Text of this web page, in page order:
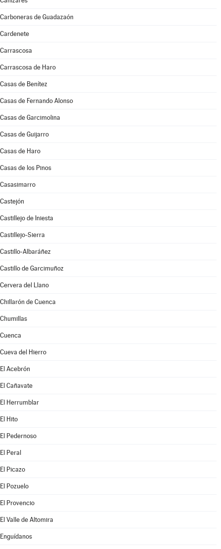
Carboneras de Guadazaón
Cardenete
Carrascosa
Carrascosa de Haro
Casas de Benítez
Casas de Fernando Alonso
Casas de Garcimolina
Casas de Guijarro
Casas de Haro
Casas de los Pinos
Casasimarro
Castejón
Castillejo de Iniesta
Castillejo-Sierra
Castillo-Albaráñez
Castillo de Garcimuñoz
Cervera del Llano
Chillarón de Cuenca
Chumillas
Cuenca
Cueva del Hierro
El Acebrón
El Cañavate
El Herrumblar
El Hito
El Pedernoso
El Peral
El Picazo
El Pozuelo
El Provencio
El Valle de Altomira
Enguídanos